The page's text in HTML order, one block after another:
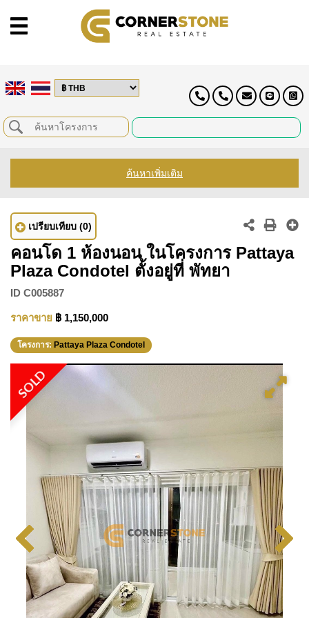
ค้นหาเพิ่มเติม
เปรียบเทียบ (0)
คอนโด 1 ห้องนอน ในโครงการ Pattaya
Plaza Condotel ตั้งอยู่ที่ พัทยา
ID C005887
ราคาขาย ฿ 1,150,000
โครงการ: Pattaya Plaza Condotel
SOLD